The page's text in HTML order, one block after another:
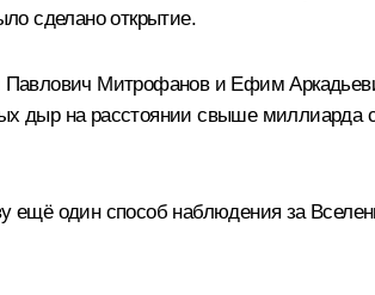
сделано открытие.
Митрофанов и Ефим
дыр на расстоянии свыше миллиарда
ещё один способ наблюдения за